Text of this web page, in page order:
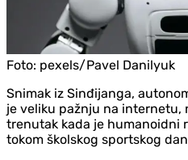
Foto: pexels/Pavel Danilyuk
Snimak iz Sinđijanga,
je veliku pažnju na internetu,
trenutak kada je humanoidni
tokom školskog sportskog